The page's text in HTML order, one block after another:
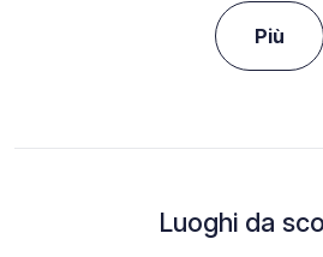
Più
Luoghi da